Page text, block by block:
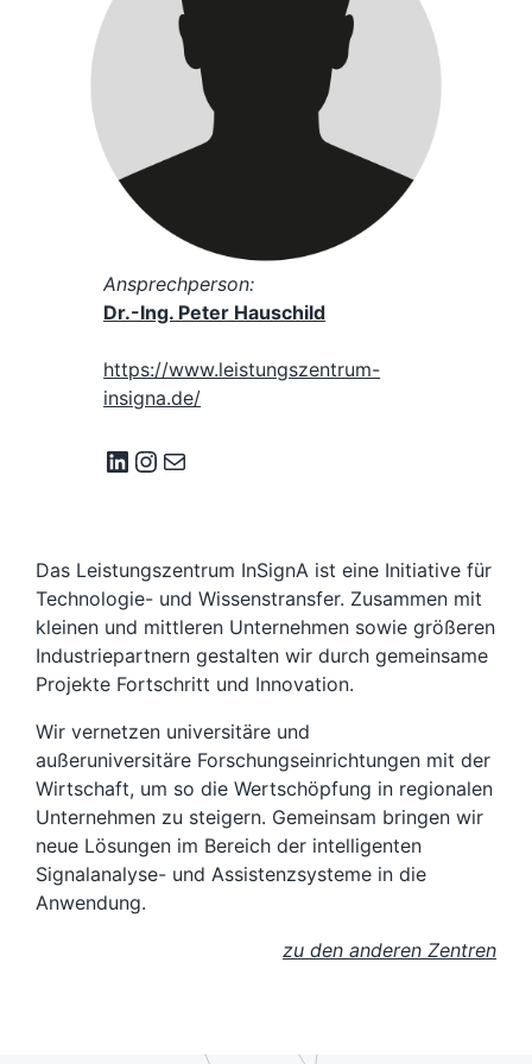
Ansprechperson:
Dr.-Ing. Peter Hauschild
https://www.leistungszentrum-
insigna.de/
LinkedIn Instagram E-Mail
Das Leistungszentrum InSignA ist eine Initiative für
Technologie- und Wissenstransfer. Zusammen mit
kleinen und mittleren Unternehmen sowie größeren
Industriepartnern gestalten wir durch gemeinsame
Projekte Fortschritt und Innovation.
Wir vernetzen universitäre und
außeruniversitäre Forschungseinrichtungen mit der
Wirtschaft, um so die Wertschöpfung in regionalen
Unternehmen zu steigern. Gemeinsam bringen wir
neue Lösungen im Bereich der intelligenten
Signalanalyse- und Assistenzsysteme in die
Anwendung.
zu den anderen Zentren